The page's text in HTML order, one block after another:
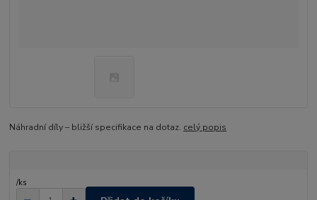
Náhradní díly – bližší specifikace na dotaz. celý popis
/ks